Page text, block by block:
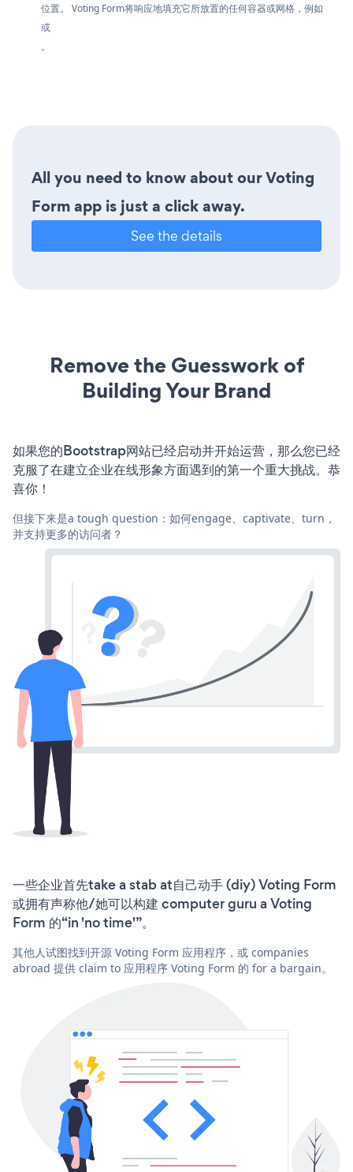
位置。 Voting Form将响应地填充它所放置的任何容器或网格，例如
或
。
All you need to know about our Voting
Form app is just a click away.
See the details
Remove the Guesswork of
Building Your Brand
如果您的Bootstrap网站已经启动并开始运营，那么您已经
克服了在建立企业在线形象方面遇到的第一个重大挑战。恭
喜你！
但接下来是a tough question：如何engage、captivate、turn，
并支持更多的访问者？
一些企业首先take a stab at自己动手 (diy) Voting Form
或拥有声称他/她可以构建 computer guru a Voting
Form 的“in 'no time'”。
其他人试图找到开源 Voting Form 应用程序，或 companies
abroad 提供 claim to 应用程序 Voting Form 的 for a bargain。